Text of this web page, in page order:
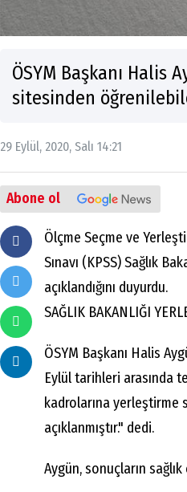
ÖSYM Başkanı Halis
sitesinden
29 Eylül, 2020, Salı 14:21
Abone ol
Ölçme Seçme ve
Sınavı (KPSS) Sağlık
açıklandığını duyurdu.
SAĞLIK BAKANLIĞI
ÖSYM Başkanı Halis
Eylül tarihleri arasında
kadrolarına yerleştirme
açıklanmıştır." dedi.
Aygün, sonuçların sağlık